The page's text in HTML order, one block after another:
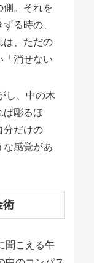
側。それを
る時の、
は、ただの
「消せない
し、中の木
ば彫るほ
分だけの
な感覚があ
術
聞こえる午